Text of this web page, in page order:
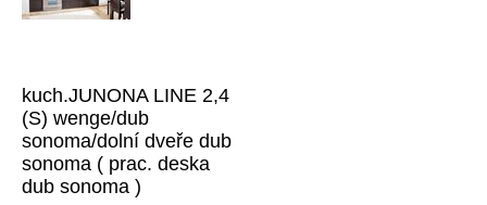
kuch.JUNONA LINE 2,4
(S) wenge/dub
sonoma/dolní dveře dub
sonoma ( prac. deska
dub sonoma )